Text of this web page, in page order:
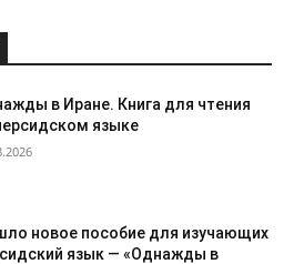
в Иране. Книга для чтения
языке
новое пособие для изучающих
язык — «Однажды в